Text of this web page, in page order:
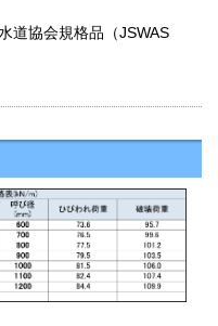
道協会規格品（JSWAS